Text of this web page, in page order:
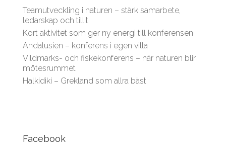
Teamutveckling i naturen – stärk samarbete,
ledarskap och tillit
Kort aktivitet som ger ny energi till konferensen
Andalusien – konferens i egen villa
Vildmarks- och fiskekonferens – när naturen blir
mötesrummet
Halkidiki – Grekland som allra bäst
Facebook